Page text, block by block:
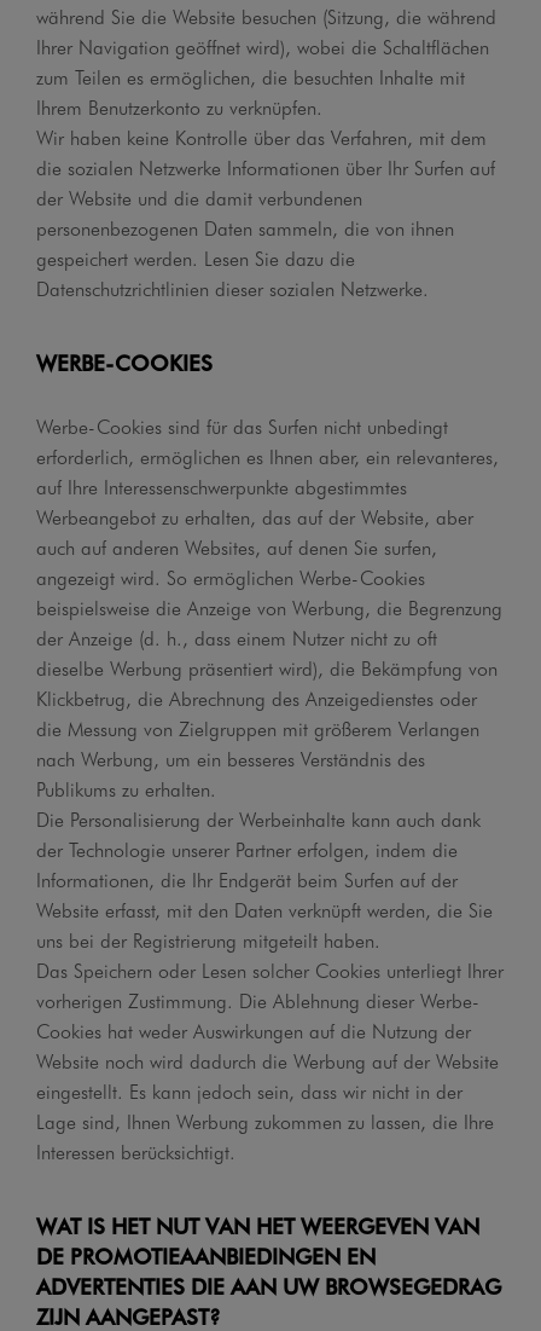
während Sie die Website besuchen (Sitzung, die während
Ihrer Navigation geöffnet wird), wobei die Schaltflächen
zum Teilen es ermöglichen, die besuchten Inhalte mit
Ihrem Benutzerkonto zu verknüpfen.
Wir haben keine Kontrolle über das Verfahren, mit dem
die sozialen Netzwerke Informationen über Ihr Surfen auf
der Website und die damit verbundenen
personenbezogenen Daten sammeln, die von ihnen
gespeichert werden. Lesen Sie dazu die
Datenschutzrichtlinien dieser sozialen Netzwerke.
WERBE-COOKIES
Werbe-Cookies sind für das Surfen nicht unbedingt
erforderlich, ermöglichen es Ihnen aber, ein relevanteres,
auf Ihre Interessenschwerpunkte abgestimmtes
Werbeangebot zu erhalten, das auf der Website, aber
auch auf anderen Websites, auf denen Sie surfen,
angezeigt wird. So ermöglichen Werbe-Cookies
beispielsweise die Anzeige von Werbung, die Begrenzung
der Anzeige (d. h., dass einem Nutzer nicht zu oft
dieselbe Werbung präsentiert wird), die Bekämpfung von
Klickbetrug, die Abrechnung des Anzeigedienstes oder
die Messung von Zielgruppen mit größerem Verlangen
nach Werbung, um ein besseres Verständnis des
Publikums zu erhalten.
Die Personalisierung der Werbeinhalte kann auch dank
der Technologie unserer Partner erfolgen, indem die
Informationen, die Ihr Endgerät beim Surfen auf der
Website erfasst, mit den Daten verknüpft werden, die Sie
uns bei der Registrierung mitgeteilt haben.
Das Speichern oder Lesen solcher Cookies unterliegt Ihrer
vorherigen Zustimmung. Die Ablehnung dieser Werbe-
Cookies hat weder Auswirkungen auf die Nutzung der
Website noch wird dadurch die Werbung auf der Website
eingestellt. Es kann jedoch sein, dass wir nicht in der
Lage sind, Ihnen Werbung zukommen zu lassen, die Ihre
Interessen berücksichtigt.
WAT IS HET NUT VAN HET WEERGEVEN VAN
DE PROMOTIEAANBIEDINGEN EN
ADVERTENTIES DIE AAN UW BROWSEGEDRAG
ZIJN AANGEPAST?